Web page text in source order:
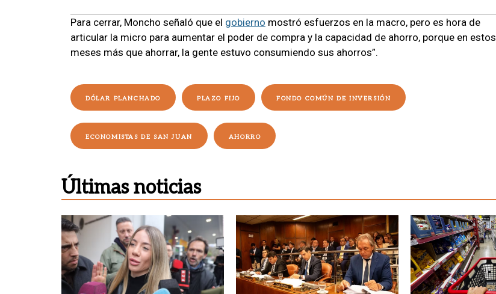
Para cerrar, Moncho señaló que el gobierno mostró esfuerzos en la macro, pero es hora de
articular la micro para aumentar el poder de compra y la capacidad de ahorro, porque en estos
meses más que ahorrar, la gente estuvo consumiendo sus ahorros”.
DÓLAR PLANCHADO PLAZO FIJO FONDO COMÚN DE INVERSIÓN
ECONOMISTAS DE SAN JUAN AHORRO
Últimas noticias